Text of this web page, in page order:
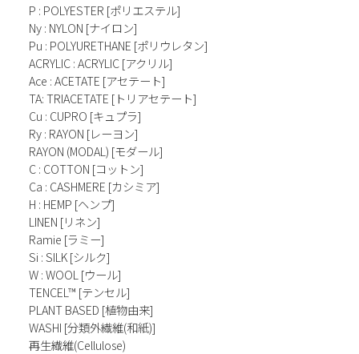
P : POLYESTER [ポリエステル]
Ny : NYLON [ナイロン]
Pu : POLYURETHANE [ポリウレタン]
ACRYLIC : ACRYLIC [アクリル]
Ace : ACETATE [アセテート]
TA: TRIACETATE [トリアセテート]
Cu : CUPRO [キュプラ]
Ry : RAYON [レーヨン]
RAYON (MODAL) [モダール]
C : COTTON [コットン]
Ca : CASHMERE [カシミア]
H : HEMP [ヘンプ]
LINEN [リネン]
Ramie [ラミー]
Si : SILK [シルク]
W : WOOL [ウール]
TENCEL™ [テンセル]
PLANT BASED [植物由来]
WASHI [分類外繊維(和紙)]
再生繊維(Cellulose)